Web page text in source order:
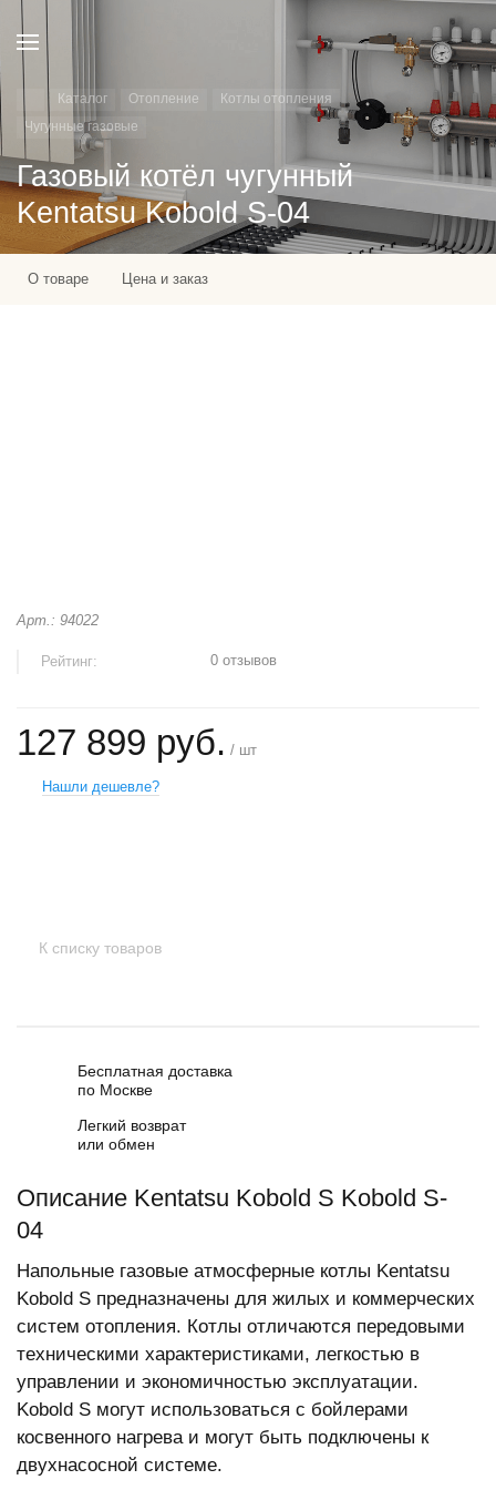
Каталог Отопление
Котлы отопления
Чугунные газовые
Газовый котёл чугунный
Kentatsu Kobold S-04
О товаре Цена и заказ
Арт.: 94022
Рейтинг: 0 отзывов
127 899 руб. / шт
Нашли дешевле?
К списку товаров
Бесплатная доставка
по Москве
Легкий возврат
или обмен
Описание Kentatsu Kobold S Kobold S-
04
Напольные газовые атмосферные котлы Kentatsu
Kobold S предназначены для жилых и коммерческих
систем отопления. Котлы отличаются передовыми
техническими характеристиками, легкостью в
управлении и экономичностью эксплуатации.
Kobold S могут использоваться с бойлерами
косвенного нагрева и могут быть подключены к
двухнасосной системе.